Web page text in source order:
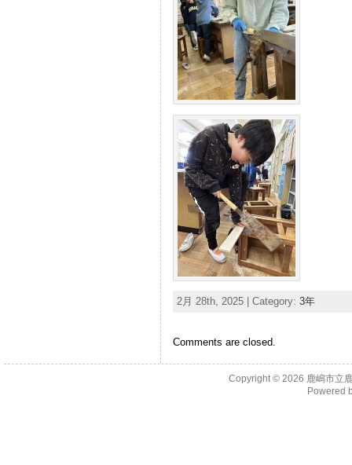
2月 28th, 2025 | Category: 3年
Comments are closed.
Copyright © 2026 鹿嶋市立
Powered